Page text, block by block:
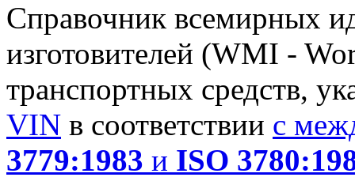
Справочник всемирных
изготовителей (WMI -
транспортных средств,
VIN в соответствии с
3779:1983 и ISO